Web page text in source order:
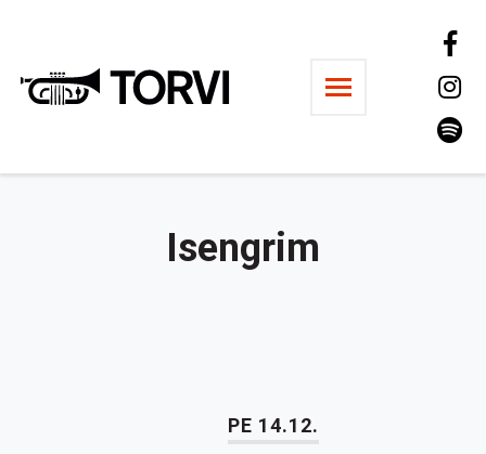
Ravintola Torvi
Isengrim
PE 14.12.